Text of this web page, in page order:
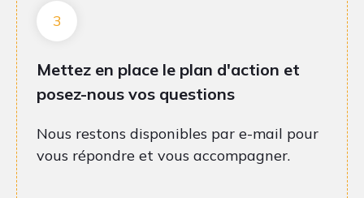
3
Mettez en place le plan d'action et
posez-nous vos questions
Nous restons disponibles par e-mail pour
vous répondre et vous accompagner.